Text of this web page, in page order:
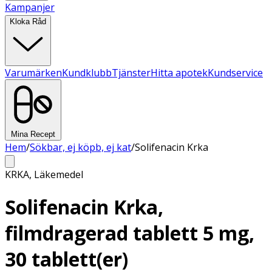
Kampanjer
Kloka Råd
VarumärkenKundklubbTjänsterHitta apotekKundservice
Mina Recept
Hem/Sökbar, ej köpb, ej kat/Solifenacin Krka
KRKA, Läkemedel
Solifenacin Krka,
filmdragerad tablett 5 mg,
30 tablett(er)